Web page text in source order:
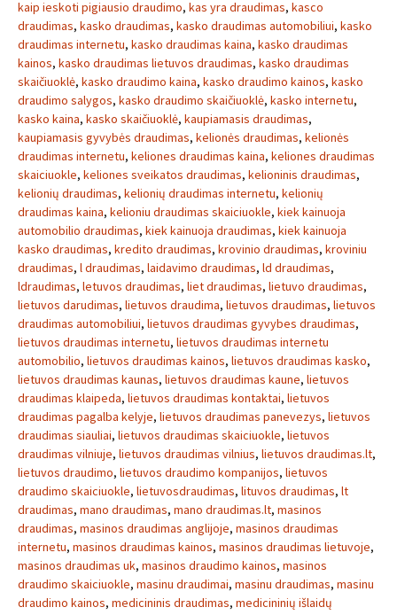
kaip ieskoti pigiausio draudimo, kas yra draudimas, kasco
draudimas, kasko draudimas, kasko draudimas automobiliui, kasko
draudimas internetu, kasko draudimas kaina, kasko draudimas
kainos, kasko draudimas lietuvos draudimas, kasko draudimas
skaičiuoklė, kasko draudimo kaina, kasko draudimo kainos, kasko
draudimo salygos, kasko draudimo skaičiuoklė, kasko internetu,
kasko kaina, kasko skaičiuoklė, kaupiamasis draudimas,
kaupiamasis gyvybės draudimas, kelionės draudimas, kelionės
draudimas internetu, keliones draudimas kaina, keliones draudimas
skaiciuokle, keliones sveikatos draudimas, kelioninis draudimas,
kelionių draudimas, kelionių draudimas internetu, kelionių
draudimas kaina, kelioniu draudimas skaiciuokle, kiek kainuoja
automobilio draudimas, kiek kainuoja draudimas, kiek kainuoja
kasko draudimas, kredito draudimas, krovinio draudimas, kroviniu
draudimas, l draudimas, laidavimo draudimas, ld draudimas,
ldraudimas, letuvos draudimas, liet draudimas, lietuvo draudimas,
lietuvos darudimas, lietuvos draudima, lietuvos draudimas, lietuvos
draudimas automobiliui, lietuvos draudimas gyvybes draudimas,
lietuvos draudimas internetu, lietuvos draudimas internetu
automobilio, lietuvos draudimas kainos, lietuvos draudimas kasko,
lietuvos draudimas kaunas, lietuvos draudimas kaune, lietuvos
draudimas klaipeda, lietuvos draudimas kontaktai, lietuvos
draudimas pagalba kelyje, lietuvos draudimas panevezys, lietuvos
draudimas siauliai, lietuvos draudimas skaiciuokle, lietuvos
draudimas vilniuje, lietuvos draudimas vilnius, lietuvos draudimas.lt,
lietuvos draudimo, lietuvos draudimo kompanijos, lietuvos
draudimo skaiciuokle, lietuvosdraudimas, lituvos draudimas, lt
draudimas, mano draudimas, mano draudimas.lt, masinos
draudimas, masinos draudimas anglijoje, masinos draudimas
internetu, masinos draudimas kainos, masinos draudimas lietuvoje,
masinos draudimas uk, masinos draudimo kainos, masinos
draudimo skaiciuokle, masinu draudimai, masinu draudimas, masinu
draudimo kainos, medicininis draudimas, medicininių išlaidų